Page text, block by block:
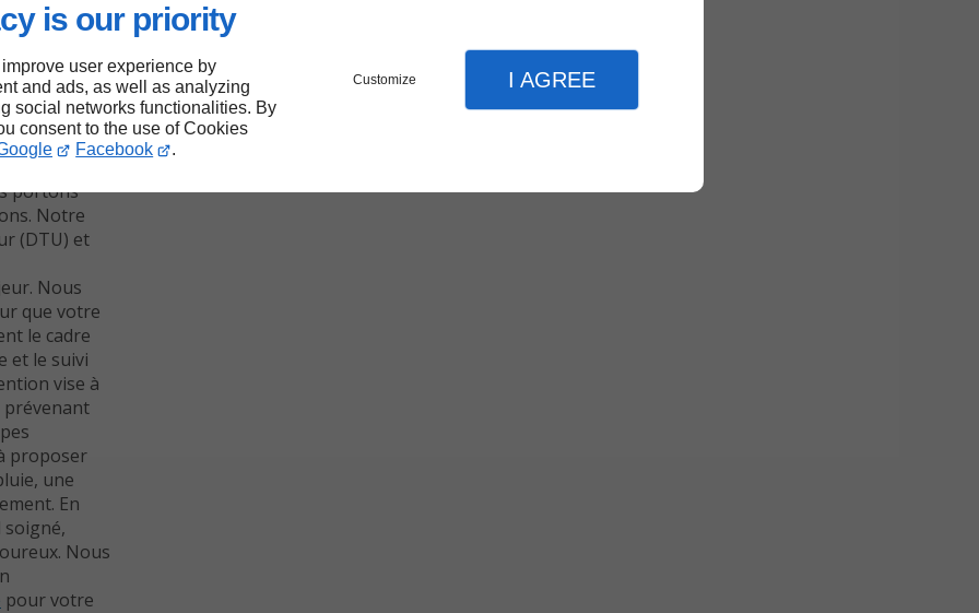
is our priority
user experience by
and ads, as well as analyzing
social networks functionalities. By
consent to the use of Cookies
Facebook .
Customize I AGREE
est une
portons
Notre
(DTU) et
Nous
que votre
le cadre
et le suivi
vise à
prévenant
proposer
une
En
soigné,
Nous
pour votre